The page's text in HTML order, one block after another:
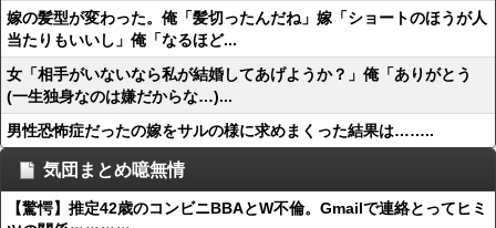
嫁の髪型が変わった。俺「髪切ったんだね」嫁「ショートのほうが人
当たりもいいし」俺「なるほど...
女「相手がいないなら私が結婚してあげようか？」俺「ありがとう
(一生独身なのは嫌だからな…)...
男性恐怖症だったの嫁をサルの様に求めまくった結果は……..
気団まとめ噫無情
【驚愕】推定42歳のコンビニBBAとW不倫。Gmailで連絡とってヒミ